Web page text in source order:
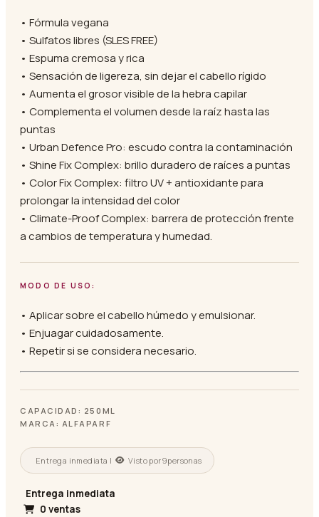
• Fórmula vegana
• Sulfatos libres (SLES FREE)
• Espuma cremosa y rica
• Sensación de ligereza, sin dejar el cabello rígido
• Aumenta el grosor visible de la hebra capilar
• Complementa el volumen desde la raíz hasta las
puntas
• Urban Defence Pro: escudo contra la contaminación
• Shine Fix Complex: brillo duradero de raíces a puntas
• Color Fix Complex: filtro UV + antioxidante para
prolongar la intensidad del color
• Climate-Proof Complex: barrera de protección frente
a cambios de temperatura y humedad.
MODO DE USO:
• Aplicar sobre el cabello húmedo y emulsionar.
• Enjuagar cuidadosamente.
• Repetir si se considera necesario.
CAPACIDAD: 250ML
MARCA: ALFAPARF
Entrega inmediata | Visto por9personas
Entrega inmediata
0 ventas